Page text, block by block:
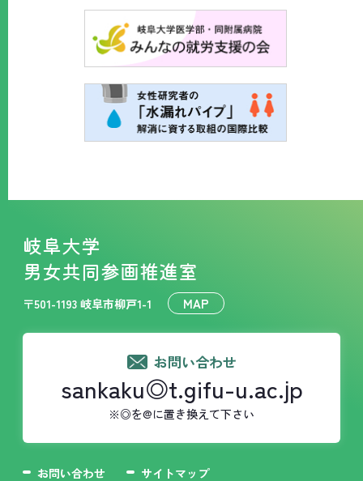
岐阜大学
男女共同参画推進室
〒501-1193 岐阜市柳戸1-1 MAP
お問い合わせ
sankaku◎t.gifu-u.ac.jp
※◎を@に置き換えて下さい
お問い合わせ サイトマップ